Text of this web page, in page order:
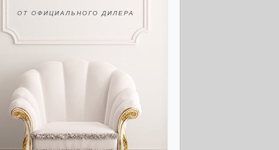
ОТ ОФИЦИАЛЬНОГО ДИЛЕРА